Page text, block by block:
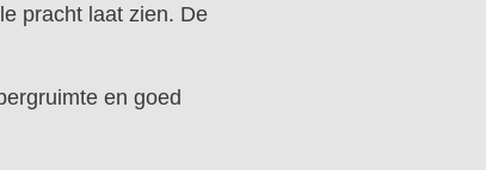
pracht laat zien. De
en goed